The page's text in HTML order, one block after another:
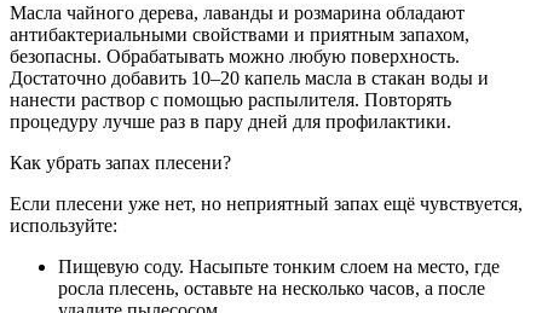
Масла чайного дерева, лаванды и розмарина обладают
антибактериальными свойствами и приятным запахом,
безопасны. Обрабатывать можно любую поверхность.
Достаточно добавить 10–20 капель масла в стакан воды и
нанести раствор с помощью распылителя. Повторять
процедуру лучше раз в пару дней для профилактики.
Как убрать запах плесени?
Если плесени уже нет, но неприятный запах ещё чувствуется,
используйте:
Пищевую соду. Насыпьте тонким слоем на место, где
росла плесень, оставьте на несколько часов, а после